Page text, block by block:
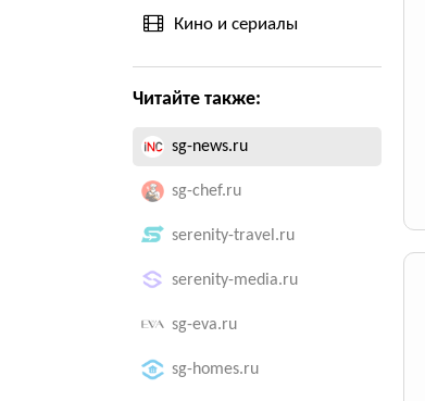
Кино и сериалы
Читайте также:
sg-news.ru
sg-chef.ru
serenity-travel.ru
serenity-media.ru
sg-eva.ru
sg-homes.ru